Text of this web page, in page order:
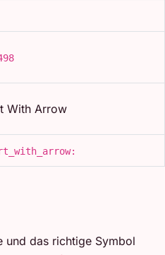
With Arrow
und das richtige Symbol